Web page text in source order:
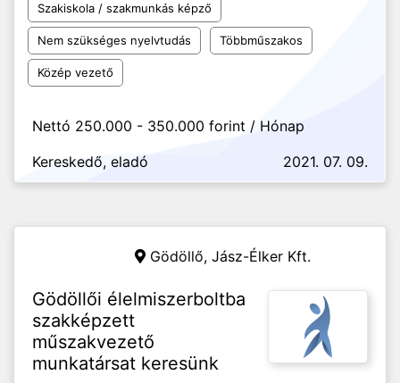
Szakiskola / szakmunkás képző
Nem szükséges nyelvtudás Többműszakos
Közép vezető
Nettó 250.000 - 350.000 forint / Hónap
Kereskedő, eladó
2021. 07. 09.
Gödöllő, Jász-Élker Kft.
Gödöllői élelmiszerboltba
szakképzett
műszakvezető
munkatársat keresünk